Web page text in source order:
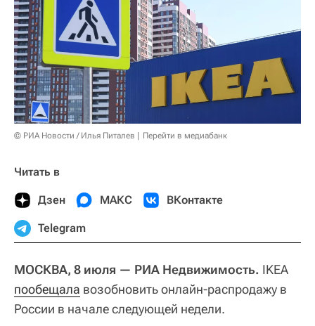
© РИА Новости / Илья Питалев Перейти в медиабанк
Читать в
Дзен МАКС ВКонтакте
Telegram
МОСКВА, 8 июля — РИА Недвижимость. IKEA
пообещала возобновить онлайн-распродажу в
России в начале следующей недели.